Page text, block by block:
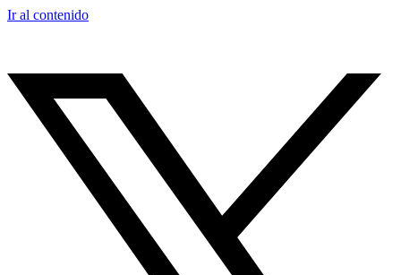
Ir al contenido